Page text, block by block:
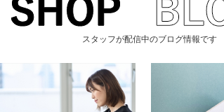
スタッフが配信中のブログ情報です